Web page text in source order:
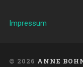
Impressum
© 2026 ANNE